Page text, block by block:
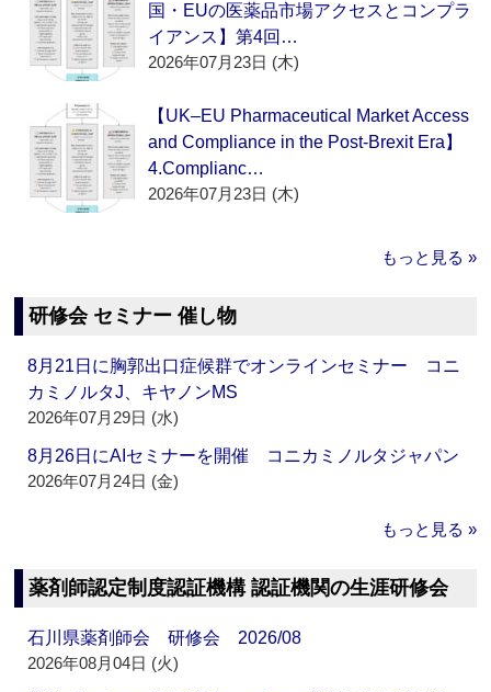
国・EUの医薬品市場アクセスとコンプラ
イアンス】第4回…
2026年07月23日 (木)
【UK–EU Pharmaceutical Market Access
and Compliance in the Post-Brexit Era】
4.Complianc…
2026年07月23日 (木)
もっと見る »
研修会 セミナー 催し物
8月21日に胸郭出口症候群でオンラインセミナー コニ
カミノルタJ、キヤノンMS
2026年07月29日 (水)
8月26日にAIセミナーを開催 コニカミノルタジャパン
2026年07月24日 (金)
もっと見る »
薬剤師認定制度認証機構 認証機関の生涯研修会
石川県薬剤師会 研修会 2026/08
2026年08月04日 (火)